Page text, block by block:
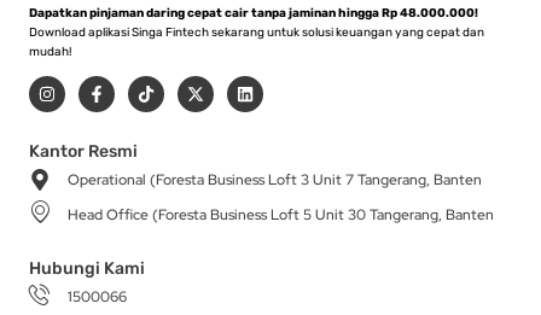
Dapatkan pinjaman daring cepat cair tanpa jaminan hingga Rp 48.000.000!
Download aplikasi Singa Fintech sekarang untuk solusi keuangan yang cepat dan
mudah!
I
n
s
a
g
r
a
m
F
a
c
b
o
-
T
i
k
X
-
t
t
r
L
i
n
i
Kantor Resmi
Operational (Foresta Business Loft 3 Unit 7 Tangerang, Banten
Head Office (Foresta Business Loft 5 Unit 30 Tangerang, Banten
Hubungi Kami
1500066